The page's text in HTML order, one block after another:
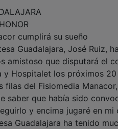
cumplirá su sueño
Guadalajara, José Ruiz,
amistoso que disputará el
y Hospitalet los próximos
filas del Fisiomedia
saber que había sido
y encima jugaré en mi
Guadalajara ha tenido